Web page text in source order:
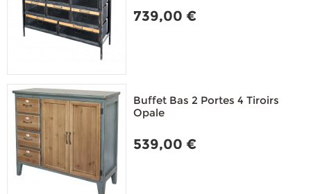
739,00 €
Buffet Bas 2 Portes 4 Tiroirs
Opale
539,00 €